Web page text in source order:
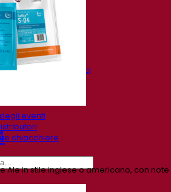
webinar
Tricks per la birra
sul vino
sugli alcolici
eventi
chiacchiere
Ale in stile inglese o americano, con